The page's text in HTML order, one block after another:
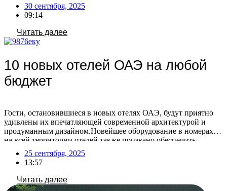
стоимость этой услуги. По словам туроператоров, спрос на
размещение с питомцами в Турции остаётся стабильным —
такая услуга пользуется постоянным интересом. При этом с
каждым годом […]
30 сентября, 2025
09:14
Читать далее
10 новых отелей ОАЭ на любой
бюджет
Гости, остановившиеся в новых отелях ОАЭ, будут приятно
удивлены их впечатляющей современной архитектурой и
продуманным дизайном.Новейшее оборудование в номерах и
на всей территории отелей также призвано обеспечить
максимальный комфорт. Постояльцам доступны
разнообразные опции для идеального отдыха: от личных
бассейнов и ресторанов высокой кухни (включая заведения со
звездами Мишлен) до современных спа- и фитнес-зон, а также
[…]
25 сентября, 2025
13:57
Читать далее